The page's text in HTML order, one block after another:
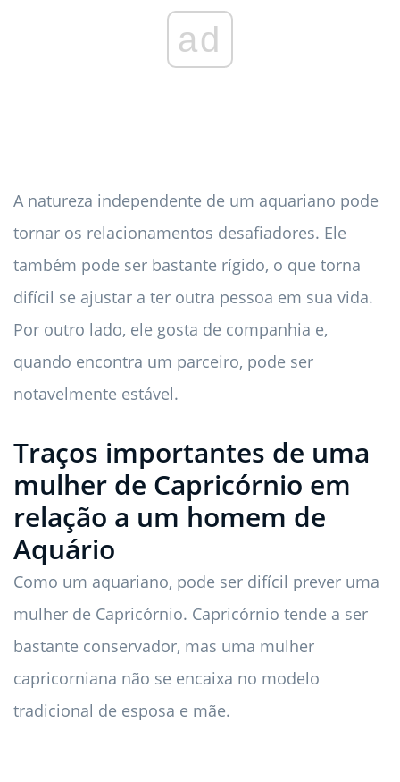
ad
A natureza independente de um aquariano pode
tornar os relacionamentos desafiadores. Ele
também pode ser bastante rígido, o que torna
difícil se ajustar a ter outra pessoa em sua vida.
Por outro lado, ele gosta de companhia e,
quando encontra um parceiro, pode ser
notavelmente estável.
Traços importantes de uma
mulher de Capricórnio em
relação a um homem de
Aquário
Como um aquariano, pode ser difícil prever uma
mulher de Capricórnio. Capricórnio tende a ser
bastante conservador, mas uma mulher
capricorniana não se encaixa no modelo
tradicional de esposa e mãe.